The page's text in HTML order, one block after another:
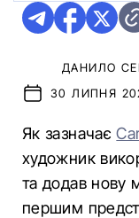
ДАНИЛО
30 ЛИПНЯ
Як зазначає
художник
та додав нову
першим